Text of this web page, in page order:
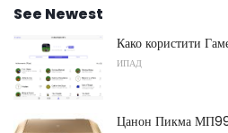
See Newest
Како користити
ИПАД
Цанон Пикма